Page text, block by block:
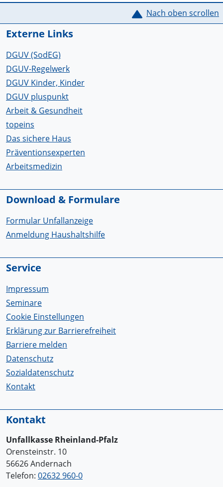
Service Informationen Nach oben scrollen
Externe Links
DGUV (SodEG)
DGUV-Regelwerk
DGUV Kinder, Kinder
DGUV pluspunkt
Arbeit & Gesundheit
topeins
Das sichere Haus
Präventionsexperten
Arbeitsmedizin
Download & Formulare
Formular Unfallanzeige
Anmeldung Haushaltshilfe
Service
Impressum
Seminare
Cookie Einstellungen
Erklärung zur Barrierefreiheit
Barriere melden
Datenschutz
Sozialdatenschutz
Kontakt
Kontakt
Unfallkasse Rheinland-Pfalz
Orensteinstr. 10
56626 Andernach
Telefon: 02632 960-0